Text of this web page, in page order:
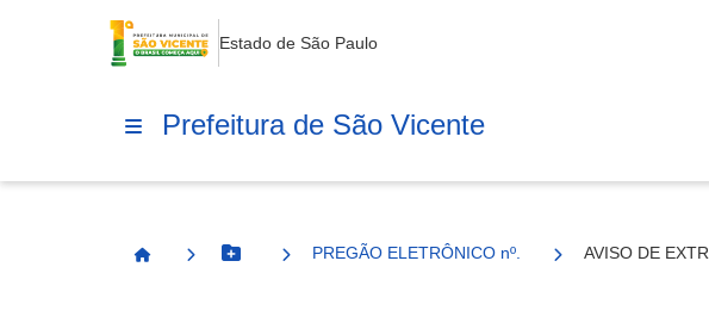
Estado de São Paulo
Prefeitura de São Vicente
Página InicialBotão Menu
PREGÃO ELETRÔNICO nº. 164/25 AVISO DE